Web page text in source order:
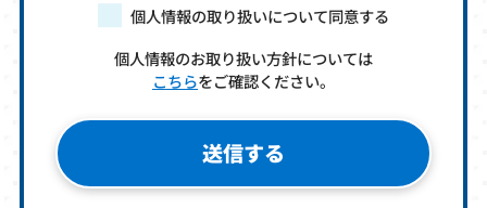
個人情報の取り扱いについて同意する
個人情報のお取り扱い方針については
こちらをご確認ください。